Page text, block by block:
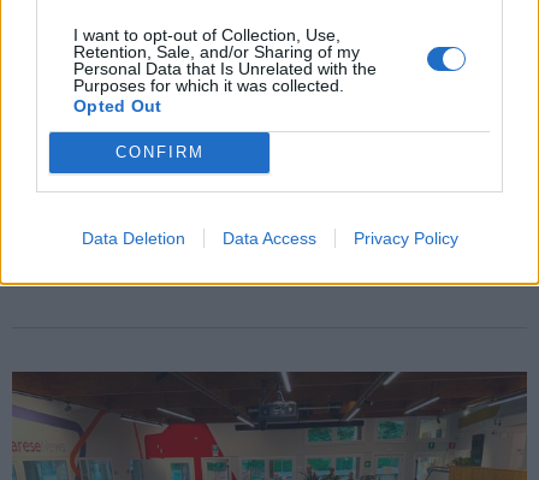
I want to opt-out of Collection, Use,
Retention, Sale, and/or Sharing of my
Personal Data that Is Unrelated with the
Purposes for which it was collected.
Opted Out
CONFIRM
Data Deletion Data Access Privacy Policy
Ritratti, stelle, animali e tarocchi: a